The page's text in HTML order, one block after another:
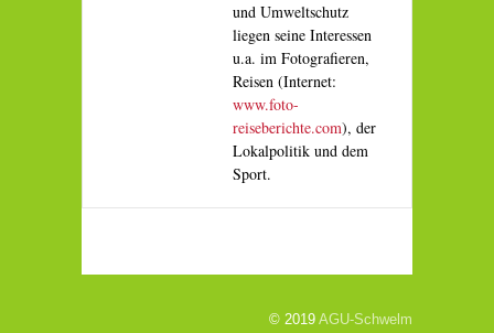
und Umweltschutz
liegen seine Interessen
u.a. im Fotografieren,
Reisen (Internet:
www.foto-
reiseberichte.com), der
Lokalpolitik und dem
Sport.
© 2019 AGU-Schwelm